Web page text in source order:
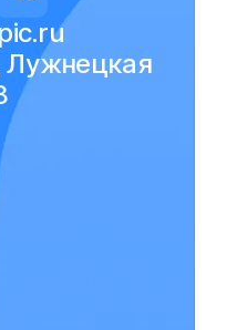
Лужнецкая